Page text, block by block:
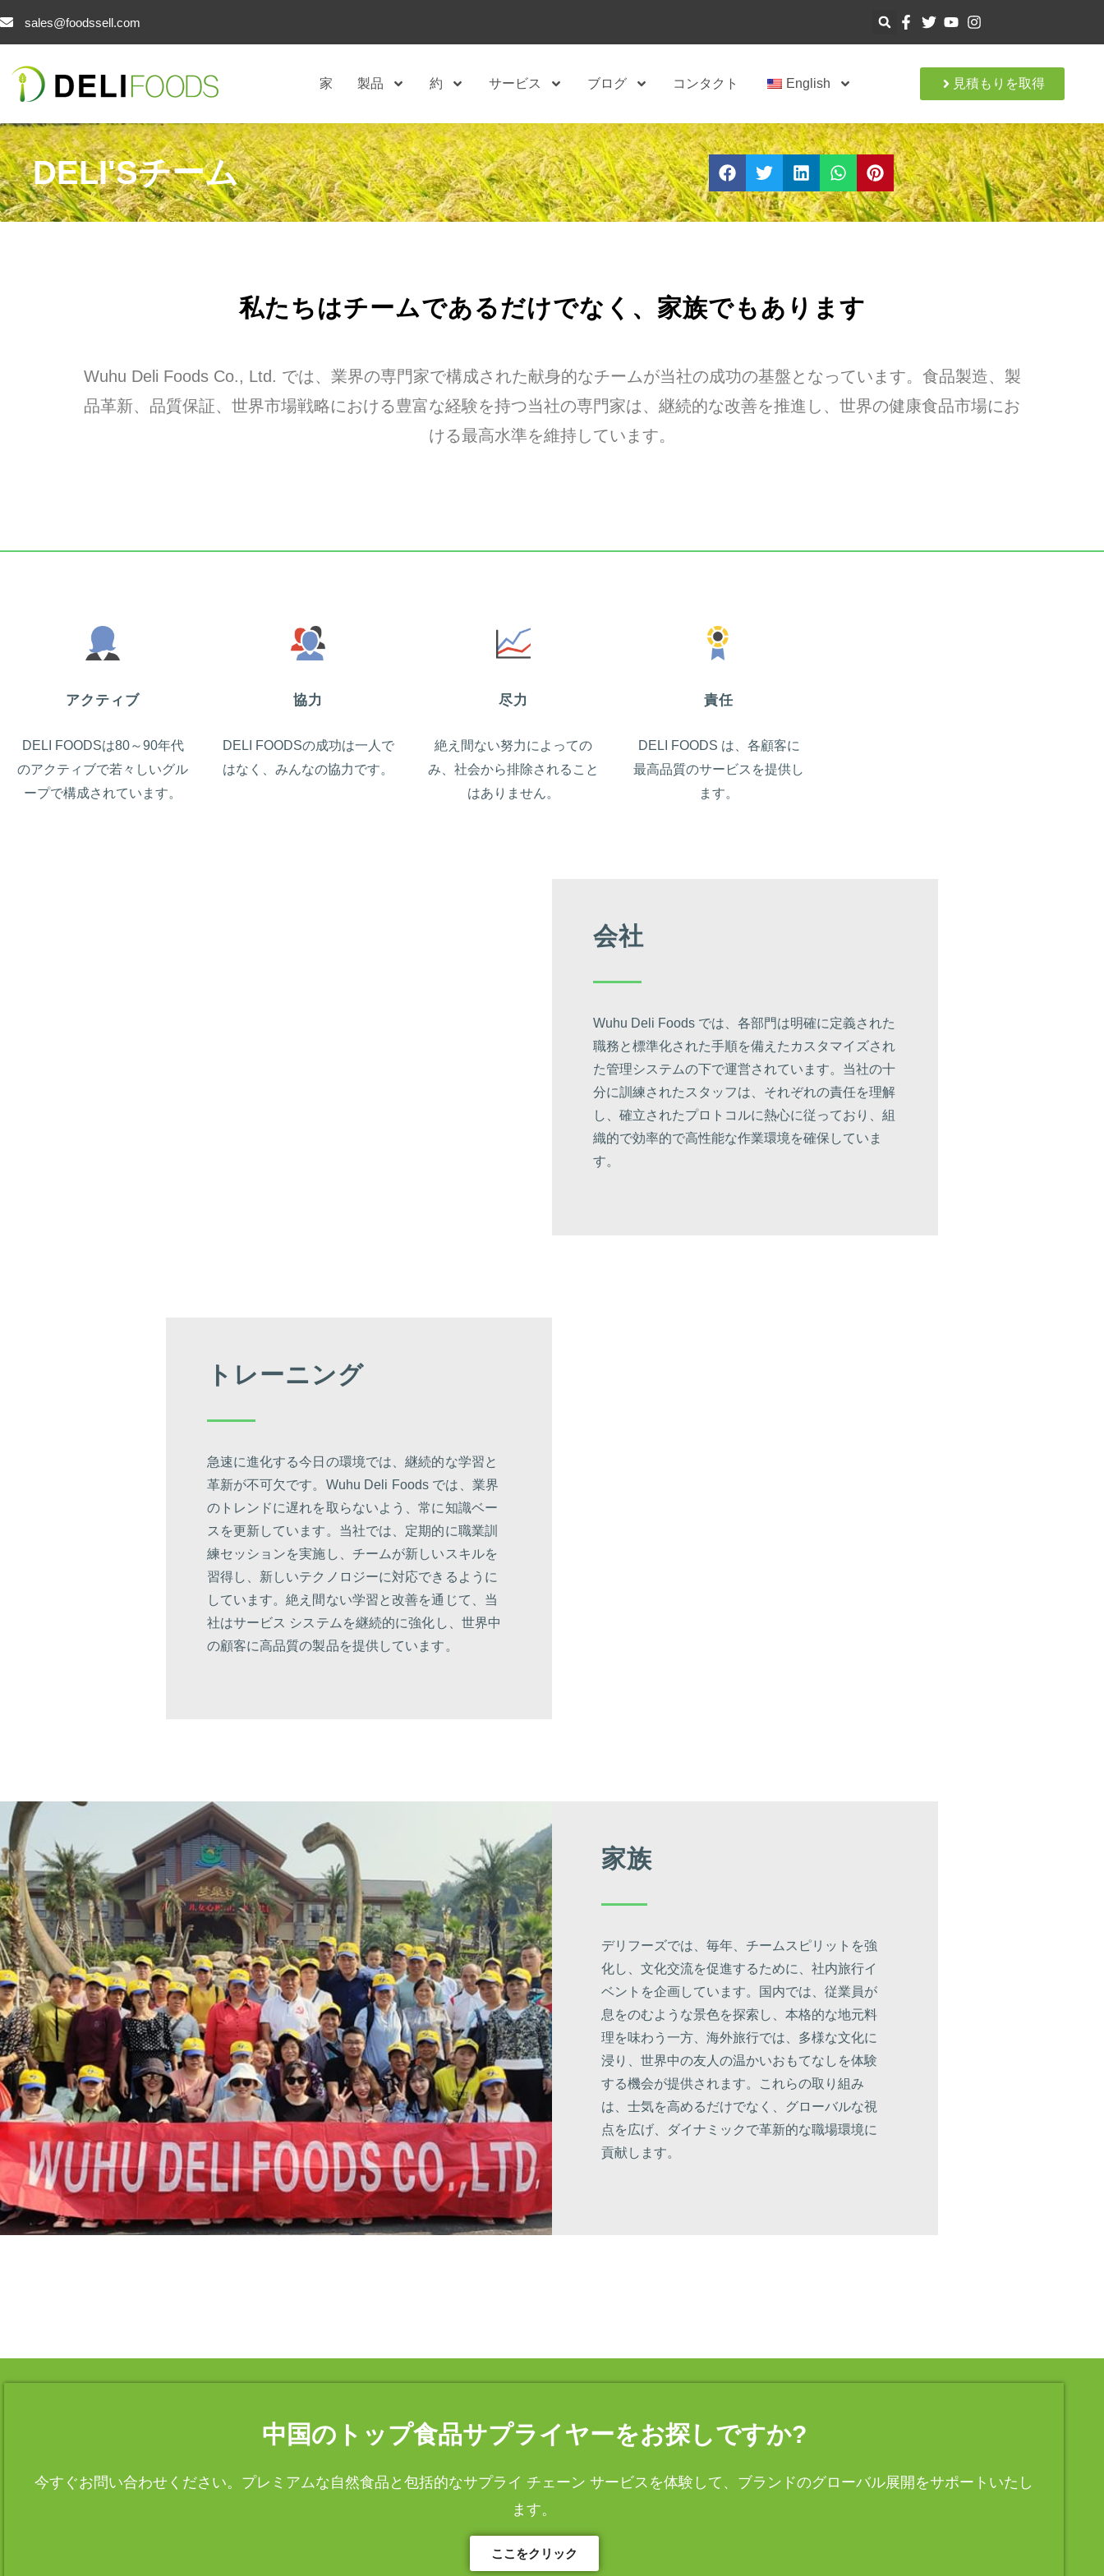
ン
ス
キ
ッ
プ
sales@foodssell.com
家 製品 約 サービス ブログ コンタクト English 見積もりを取得
DELI'Sチーム
私たちはチームであるだけでなく、家族でもあります
Wuhu Deli Foods Co., Ltd. では、業界の専門家で構成された献身的なチームが当社の成功の基盤となっています。食品製造、製
品革新、品質保証、世界市場戦略における豊富な経験を持つ当社の専門家は、継続的な改善を推進し、世界の健康食品市場にお
ける最高水準を維持しています。
アクティブ
DELI FOODSは80～90年代
のアクティブで若々しいグル
ープで構成されています。
協力
DELI FOODSの成功は一人で
はなく、みんなの協力です。
尽力
絶え間ない努力によっての
み、社会から排除されること
はありません。
責任
DELI FOODS は、各顧客に
最高品質のサービスを提供し
ます。
会社
Wuhu Deli Foods では、各部門は明確に定義された
職務と標準化された手順を備えたカスタマイズされ
た管理システムの下で運営されています。当社の十
分に訓練されたスタッフは、それぞれの責任を理解
し、確立されたプロトコルに熱心に従っており、組
織的で効率的で高性能な作業環境を確保していま
す。
トレーニング
急速に進化する今日の環境では、継続的な学習と
革新が不可欠です。Wuhu Deli Foods では、業界
のトレンドに遅れを取らないよう、常に知識ベー
スを更新しています。当社では、定期的に職業訓
練セッションを実施し、チームが新しいスキルを
習得し、新しいテクノロジーに対応できるように
しています。絶え間ない学習と改善を通じて、当
社はサービス システムを継続的に強化し、世界中
の顧客に高品質の製品を提供しています。
家族
デリフーズでは、毎年、チームスピリットを強
化し、文化交流を促進するために、社内旅行イ
ベントを企画しています。国内では、従業員が
息をのむような景色を探索し、本格的な地元料
理を味わう一方、海外旅行では、多様な文化に
浸り、世界中の友人の温かいおもてなしを体験
する機会が提供されます。これらの取り組み
は、士気を高めるだけでなく、グローバルな視
点を広げ、ダイナミックで革新的な職場環境に
貢献します。
中国のトップ食品サプライヤーをお探しですか?
今すぐお問い合わせください。プレミアムな自然食品と包括的なサプライ チェーン サービスを体験して、ブランドのグローバル展開をサポートいたし
ます。
ここをクリック